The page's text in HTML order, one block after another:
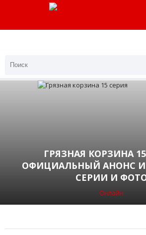
ГРЯЗНАЯ КОРЗИНА
ОФИЦИАЛЬНЫЙ АНОНС
СЕРИИ И
Онлайн